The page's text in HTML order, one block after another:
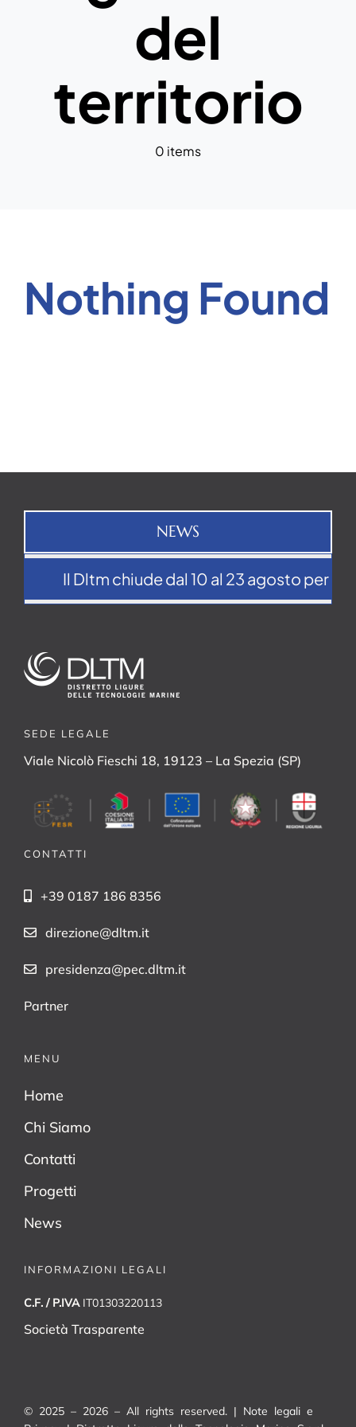
del
territorio
0 items
Nothing Found
NEWS
Il Dltm chiude dal 10 al 23 agosto per la
SEDE LEGALE
Viale Nicolò Fieschi 18, 19123 – La Spezia (SP)
CONTATTI
+39 0187 186 8356
direzione@dltm.it
presidenza@pec.dltm.it
Partner
MENU
Home
Chi Siamo
Contatti
Progetti
News
INFORMAZIONI LEGALI
C.F. / P.IVA IT01303220113
Società Trasparente
© 2025 – 2026 – All rights reserved. | Note legali e